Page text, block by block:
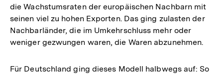
die Wachstumsraten der europäischen Nachbarn mit
seinen viel zu hohen Exporten. Das ging zulasten der
Nachbarländer, die im Umkehrschluss mehr oder
weniger gezwungen waren, die Waren abzunehmen.
Für Deutschland ging dieses Modell halbwegs auf: So